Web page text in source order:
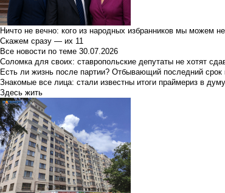
Ничто не вечно: кого из народных избранников мы можем
Скажем сразу — их 11
Все новости по теме 30.07.2026
Соломка для своих: ставропольские депутаты не хотят
Есть ли жизнь после партии? Отбывающий последний
Знакомые все лица: стали известны итоги праймериз в
Здесь жить